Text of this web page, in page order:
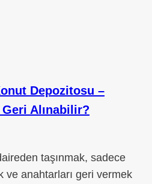
Depozitosu –
Geri Alınabilir?
taşınmak, sadece
ve anahtarları geri vermek